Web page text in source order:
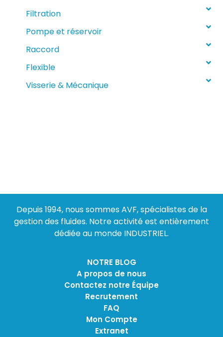
Filtration
Pompe et réservoir
Raccord
Flexible
Visserie & Mécanique
Depuis 1994, nous sommes AVF, spécialistes de la
gestion des fluides. Notre activité est entièrement
dédiée au monde INDUSTRIEL.
NOTRE BLOG
A propos de nous
Contactez notre Équipe
Recrutement
FAQ
Mon Compte
Extranet